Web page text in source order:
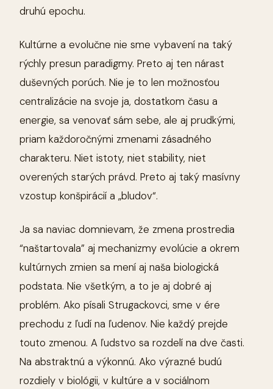
druhú epochu.
Kultúrne a evolučne nie sme vybavení na taký
rýchly presun paradigmy. Preto aj ten nárast
duševných porúch. Nie je to len možnosťou
centralizácie na svoje ja, dostatkom času a
energie, sa venovať sám sebe, ale aj prudkými,
priam každoročnými zmenami zásadného
charakteru. Niet istoty, niet stability, niet
overených starých právd. Preto aj taký masívny
vzostup konšpirácií a „bludov“.
Ja sa naviac domnievam, že zmena prostredia
“naštartovala” aj mechanizmy evolúcie a okrem
kultúrnych zmien sa mení aj naša biologická
podstata. Nie všetkým, a to je aj dobré aj
problém. Ako písali Strugackovci, sme v ére
prechodu z ľudí na ľudenov. Nie každý prejde
touto zmenou. A ľudstvo sa rozdelí na dve časti.
Na abstraktnú a výkonnú. Ako výrazné budú
rozdiely v biológii, v kultúre a v sociálnom